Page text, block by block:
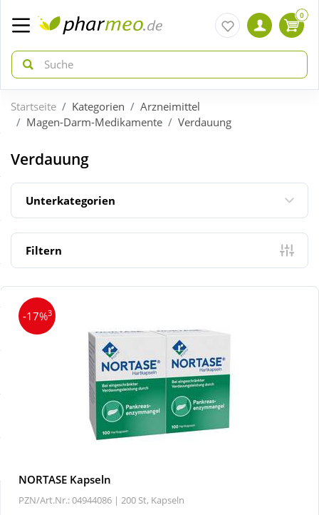
zurück
ÜBERSICHT AKTIONEN
Aktuelle Coupons
Neuheiten
Sale
zurück
ÜBERSICHT KATEGORIEN
Arzneimittel
Diabetes
Körperpflege & Kosmetik
Natur & Homöopathie
0
Startseite Kategorien
Arzneimittel
Magen-Darm-Medikamente
Verdauung
Verdauung
Unterkategorien
Filtern
-17%3
NORTASE Kapseln
PZN/Art.Nr.: 04944086 | 200 St, Kapseln